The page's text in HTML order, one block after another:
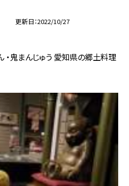
更新日 2022/10/27
・鬼まんじゅう 愛知県の郷土料理